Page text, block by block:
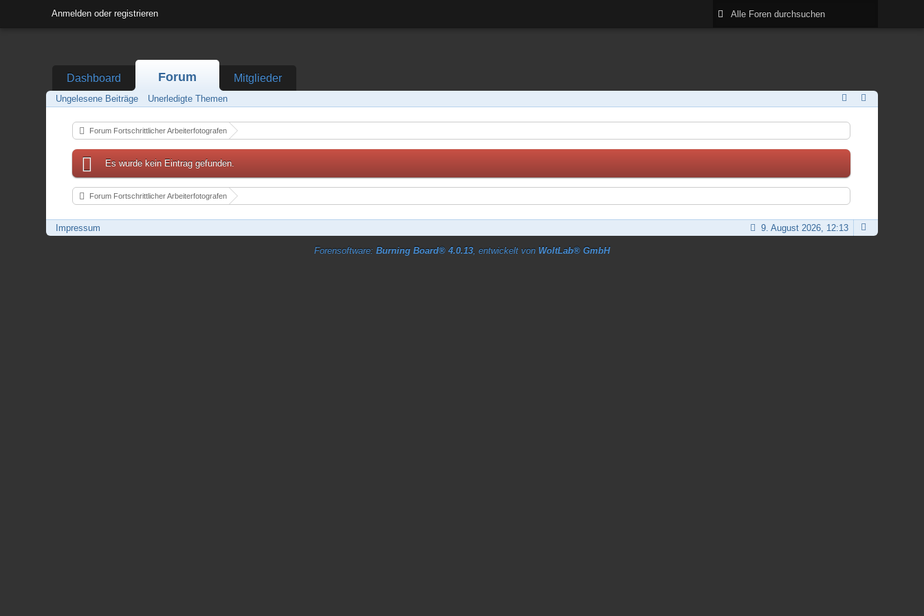
Anmelden oder registrieren
Dashboard Forum Mitglieder
Ungelesene Beiträge Unerledigte Themen
Forum Fortschrittlicher Arbeiterfotografen
Es wurde kein Eintrag gefunden.
Forum Fortschrittlicher Arbeiterfotografen
Impressum 9. August 2026, 12:13
Forensoftware: Burning Board® 4.0.13, entwickelt von WoltLab® GmbH